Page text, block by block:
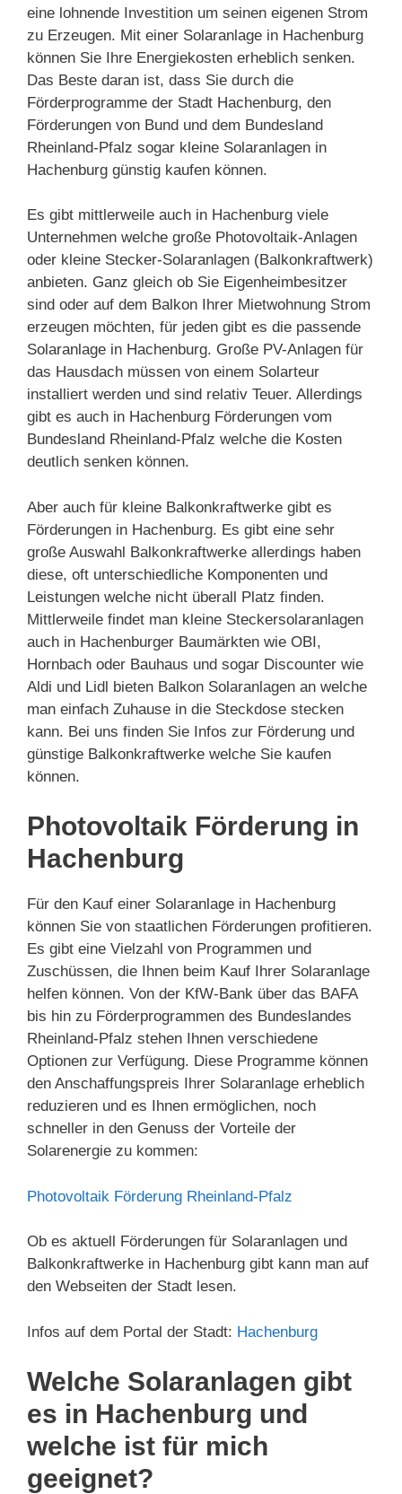
eine lohnende Investition um seinen eigenen Strom
zu Erzeugen. Mit einer Solaranlage in Hachenburg
können Sie Ihre Energiekosten erheblich senken.
Das Beste daran ist, dass Sie durch die
Förderprogramme der Stadt Hachenburg, den
Förderungen von Bund und dem Bundesland
Rheinland-Pfalz sogar kleine Solaranlagen in
Hachenburg günstig kaufen können.
Es gibt mittlerweile auch in Hachenburg viele
Unternehmen welche große Photovoltaik-Anlagen
oder kleine Stecker-Solaranlagen (Balkonkraftwerk)
anbieten. Ganz gleich ob Sie Eigenheimbesitzer
sind oder auf dem Balkon Ihrer Mietwohnung Strom
erzeugen möchten, für jeden gibt es die passende
Solaranlage in Hachenburg. Große PV-Anlagen für
das Hausdach müssen von einem Solarteur
installiert werden und sind relativ Teuer. Allerdings
gibt es auch in Hachenburg Förderungen vom
Bundesland Rheinland-Pfalz welche die Kosten
deutlich senken können.
Aber auch für kleine Balkonkraftwerke gibt es
Förderungen in Hachenburg. Es gibt eine sehr
große Auswahl Balkonkraftwerke allerdings haben
diese, oft unterschiedliche Komponenten und
Leistungen welche nicht überall Platz finden.
Mittlerweile findet man kleine Steckersolaranlagen
auch in Hachenburger Baumärkten wie OBI,
Hornbach oder Bauhaus und sogar Discounter wie
Aldi und Lidl bieten Balkon Solaranlagen an welche
man einfach Zuhause in die Steckdose stecken
kann. Bei uns finden Sie Infos zur Förderung und
günstige Balkonkraftwerke welche Sie kaufen
können.
Photovoltaik Förderung in
Hachenburg
Für den Kauf einer Solaranlage in Hachenburg
können Sie von staatlichen Förderungen profitieren.
Es gibt eine Vielzahl von Programmen und
Zuschüssen, die Ihnen beim Kauf Ihrer Solaranlage
helfen können. Von der KfW-Bank über das BAFA
bis hin zu Förderprogrammen des Bundeslandes
Rheinland-Pfalz stehen Ihnen verschiedene
Optionen zur Verfügung. Diese Programme können
den Anschaffungspreis Ihrer Solaranlage erheblich
reduzieren und es Ihnen ermöglichen, noch
schneller in den Genuss der Vorteile der
Solarenergie zu kommen:
Photovoltaik Förderung Rheinland-Pfalz
Ob es aktuell Förderungen für Solaranlagen und
Balkonkraftwerke in Hachenburg gibt kann man auf
den Webseiten der Stadt lesen.
Infos auf dem Portal der Stadt: Hachenburg
Welche Solaranlagen gibt
es in Hachenburg und
welche ist für mich
geeignet?